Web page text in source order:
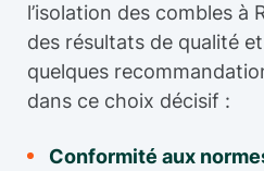
l’isolation des combles à
des résultats de qualité
quelques
dans ce choix décisif :
Conformité aux